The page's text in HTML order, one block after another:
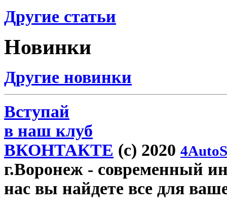
Другие статьи
Новинки
Другие новинки
Вступай
в наш клуб
ВКОНТАКТЕ (c) 2020
г.Воронеж - современный
нас вы найдете все для